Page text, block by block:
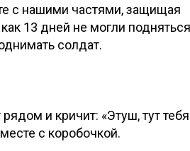
с нашими частями, защищая
13 дней не могли подняться
солдат.
и кричит: «Этуш, тут тебя
с коробочкой.